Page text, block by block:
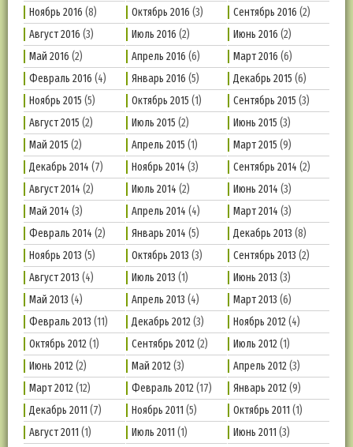
Ноябрь 2016 (8) Октябрь 2016 (3) Сентябрь 2016 (2)
Август 2016 (3) Июль 2016 (2) Июнь 2016 (2)
Май 2016 (2) Апрель 2016 (6) Март 2016 (6)
Февраль 2016 (4) Январь 2016 (5) Декабрь 2015 (6)
Ноябрь 2015 (5) Октябрь 2015 (1) Сентябрь 2015 (3)
Август 2015 (2) Июль 2015 (2) Июнь 2015 (3)
Май 2015 (2) Апрель 2015 (1) Март 2015 (9)
Декабрь 2014 (7) Ноябрь 2014 (3) Сентябрь 2014 (2)
Август 2014 (2) Июль 2014 (2) Июнь 2014 (3)
Май 2014 (3) Апрель 2014 (4) Март 2014 (3)
Февраль 2014 (2) Январь 2014 (5) Декабрь 2013 (8)
Ноябрь 2013 (5) Октябрь 2013 (3) Сентябрь 2013 (2)
Август 2013 (4) Июль 2013 (1) Июнь 2013 (3)
Май 2013 (4) Апрель 2013 (4) Март 2013 (6)
Февраль 2013 (11) Декабрь 2012(3) Ноябрь 2012(4)
Октябрь 2012(1) Сентябрь 2012(2) Июль 2012(1)
Июнь 2012(2) Май 2012(3) Апрель 2012(3)
Март 2012(12) Февраль 2012(17) Январь 2012(9)
Декабрь 2011 (7) Ноябрь 2011 (5) Октябрь 2011 (1)
Август 2011 (1) Июль 2011 (1) Июнь 2011 (3)